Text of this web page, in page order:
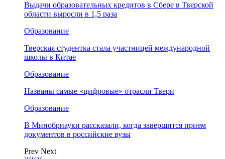
Выдачи образовательных кредитов в Сбере в Тверской
области выросли в 1,5 раза
Образование
Тверская студентка стала участницей международной
школы в Китае
Образование
Названы самые «цифровые» отрасли Твери
Образование
В Минобрнауки рассказали, когда завершится прием
документов в российские вузы
Prev Next